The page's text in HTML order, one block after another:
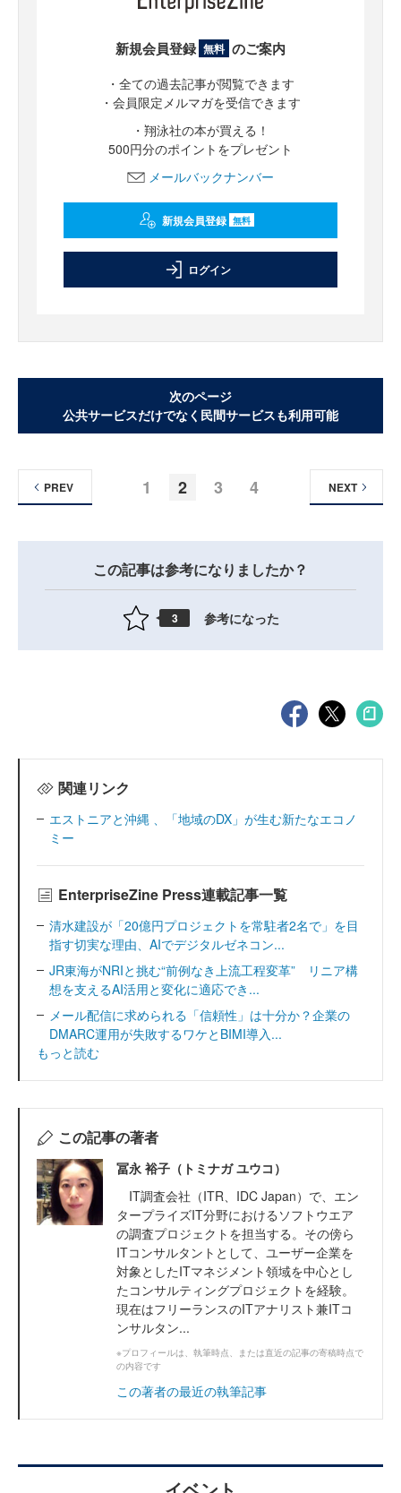
新規会員登録 無料 のご案内
・全ての過去記事が閲覧できます
・会員限定メルマガを受信できます
・翔泳社の本が買える！
500円分のポイントをプレゼント
メールバックナンバー
新規会員登録 無料
ログイン
次のページ
公共サービスだけでなく民間サービスも利用可能
1 2 3 4
PREV NEXT
この記事は参考になりましたか？
3 参考になった
関連リンク
エストニアと沖縄 、「地域のDX」が生む新たなエコノ
ミー
EnterpriseZine Press連載記事一覧
清水建設が「20億円プロジェクトを常駐者2名で」を目
指す切実な理由、AIでデジタルゼネコン...
JR東海がNRIと挑む“前例なき上流工程変革” リニア構
想を支えるAI活用と変化に適応でき...
メール配信に求められる「信頼性」は十分か？企業の
DMARC運用が失敗するワケとBIMI導入...
もっと読む
この記事の著者
冨永 裕子（トミナガ ユウコ）
IT調査会社（ITR、IDC Japan）で、エン
タープライズIT分野におけるソフトウエア
の調査プロジェクトを担当する。その傍ら
ITコンサルタントとして、ユーザー企業を
対象としたITマネジメント領域を中心とし
たコンサルティングプロジェクトを経験。
現在はフリーランスのITアナリスト兼ITコ
ンサルタン...
※プロフィールは、執筆時点、または直近の記事の寄稿時点で
の内容です
この著者の最近の執筆記事